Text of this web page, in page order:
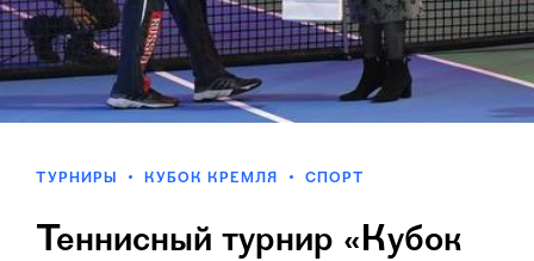
ТУРНИРЫ КУБОК КРЕМЛЯ СПОРТ
Теннисный турнир «Кубок